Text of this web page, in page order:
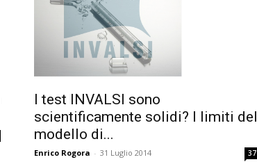
I test INVALSI sono
scientificamente solidi? I limiti del
modello di...
Enrico Rogora - 31 Luglio 2014 37